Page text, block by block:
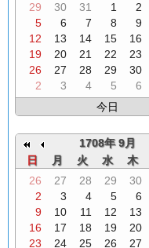
29
30 31 1 2
5
6 7 8 9
12
13 14 15 16
19
20 21 22 23
26
27 28 29 30
2
3 4 5 6
今日
1708年 9月
日
月 火 水 木
26
27 28 29 30
2
3 4 5 6
9
10 11 12 13
16
17 18 19 20
23
24 25 26 27